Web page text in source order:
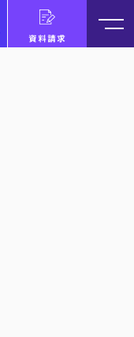
資料請求